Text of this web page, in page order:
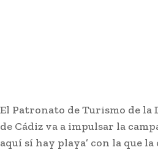
El Patronato de Turismo de
de Cádiz va a impulsar la
aquí sí hay playa’ con la que